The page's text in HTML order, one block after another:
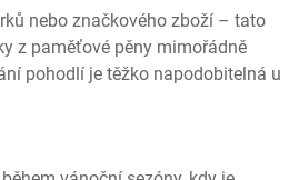
nebo značkového zboží – tato
z paměťové pěny mimořádně
pohodlí je těžko napodobitelná u